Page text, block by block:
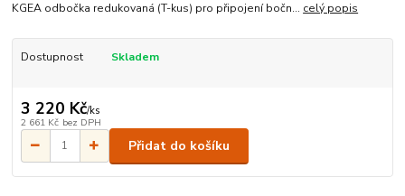
KGEA odbočka redukovaná (T-kus) pro připojení bočn... celý popis
Dostupnost Skladem
3 220 Kč/ks
2 661 Kč bez DPH
Přidat do košíku